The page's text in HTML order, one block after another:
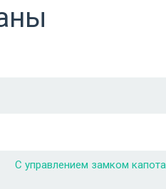
С управлением замком капота